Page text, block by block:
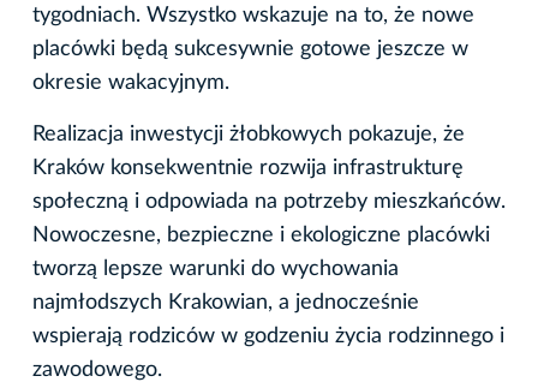
tygodniach. Wszystko wskazuje na to, że nowe
placówki będą sukcesywnie gotowe jeszcze w
okresie wakacyjnym.
Realizacja inwestycji żłobkowych pokazuje, że
Kraków konsekwentnie rozwija infrastrukturę
społeczną i odpowiada na potrzeby mieszkańców.
Nowoczesne, bezpieczne i ekologiczne placówki
tworzą lepsze warunki do wychowania
najmłodszych Krakowian, a jednocześnie
wspierają rodziców w godzeniu życia rodzinnego i
zawodowego.